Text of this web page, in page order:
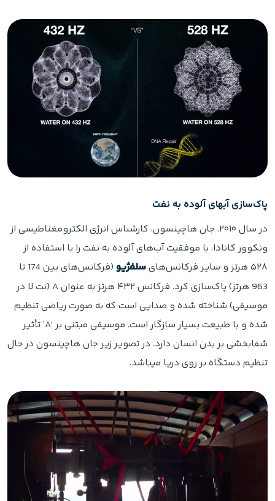
پاک‌سازی آبهای آلوده به نفت
در سال ۲۰۱۰، جان هاچینسون، کارشناس انرژی الکترومغناطیسی از
ونکوور کانادا، با موفقیت آب‌های آلوده به نفت را با استفاده از
۵۲۸ هرتز و سایر فرکانس‌های
سلفژیو
(فرکانس‌های بین 174 تا
963 هرتز) پاک‌سازی کرد. فرکانس ۴۳۲ هرتز به عنوان A (نت لا در
موسیقی) شناخته شده و صدایی است که به صورت ریاضی تنظیم
شده و با طبیعت بسیار سازگار است. موسیقی مبتنی بر ‘A’ تأثیر
شفابخشی بر بدن انسان دارد. در تصویر زیر جان هاچینسون در حال
تنظیم دستگاه بر روی دریا میباشد.